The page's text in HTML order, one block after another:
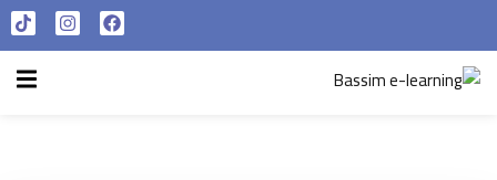
تسجيل الدخول التسجيل الآن